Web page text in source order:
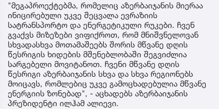
"მეგაპროექტებმა, რომელიც აზერბაიჯანის მიერაა
ინიცირებული უკვე შეცვალა ევრაზიის
სატრანსპორტო და ენერგეტიკული რუკები. ჩვენ
გვაქვს მიზეზები ვიფიქროთ, რომ მნიშვნელოვან
სხვადასხვა მოთამაშეებს შორის მწვანე დღის
წესრიგის ხიდების მშენებლობაში შეგვიძლია
სარგებელი მოვიტანოთ. ჩვენი მწვანე დღის
წესრიგი აზერბაიჯანის სხვა და სხვა რეგიონებს
მოიცავს, რომლებიც უკვე გამოცხადებულია მწვანე
ენერგიის ზონებად", - აცხადებს აზერბაიჯანის
პრეზიდენტი ილჰამ ალიევი.